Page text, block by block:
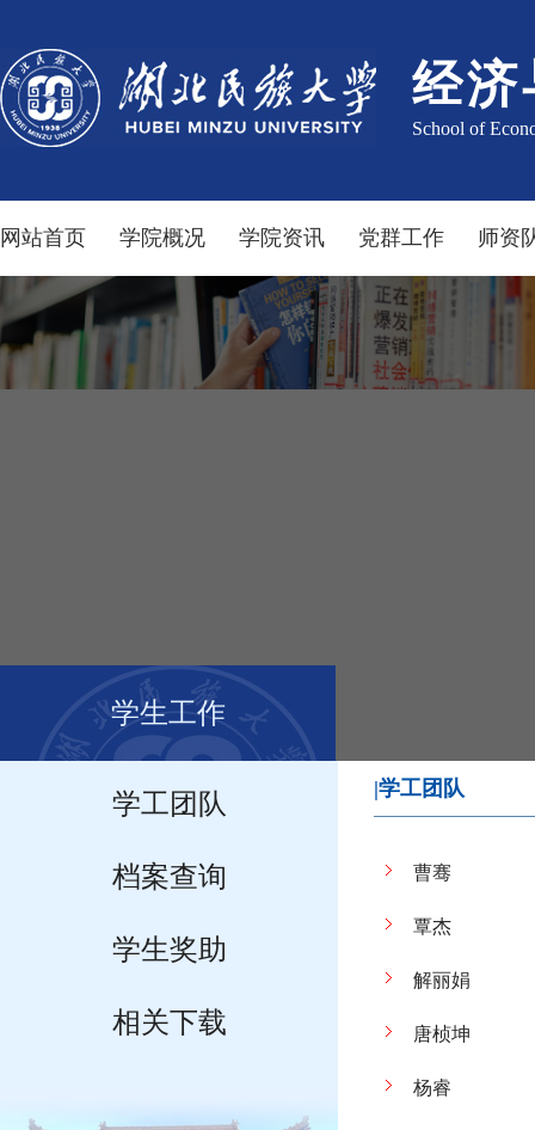
经济
School of
网站首页 学院概况 学院资讯 党群工作 师资
学生工作
学工团队
档案查询
学生奖助
相关下载
|学工团队
曹骞
覃杰
解丽娟
唐桢坤
杨睿